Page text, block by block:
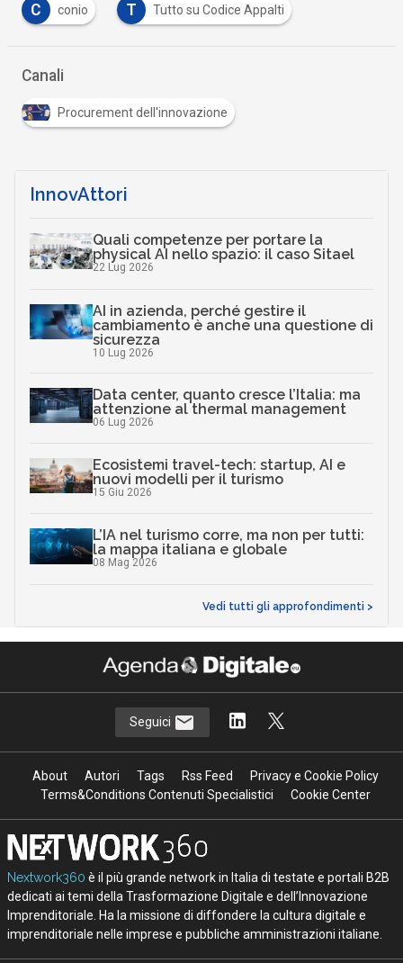
C conio T Tutto su Codice Appalti
Canali
Procurement dell'innovazione
InnovAttori
Quali competenze per portare la
physical AI nello spazio: il caso Sitael
22 Lug 2026
AI in azienda, perché gestire il
cambiamento è anche una questione di
sicurezza
10 Lug 2026
Data center, quanto cresce l’Italia: ma
attenzione al thermal management
06 Lug 2026
Ecosistemi travel-tech: startup, AI e
nuovi modelli per il turismo
15 Giu 2026
L’IA nel turismo corre, ma non per tutti:
la mappa italiana e globale
08 Mag 2026
Vedi tutti gli approfondimenti >
Seguici
About Autori Tags Rss Feed
Privacy e Cookie Policy
Terms&Conditions Contenuti Specialistici
Cookie Center
Nextwork360 è il più grande network in Italia di testate e portali B2B
dedicati ai temi della Trasformazione Digitale e dell’Innovazione
Imprenditoriale. Ha la missione di diffondere la cultura digitale e
imprenditoriale nelle imprese e pubbliche amministrazioni italiane.